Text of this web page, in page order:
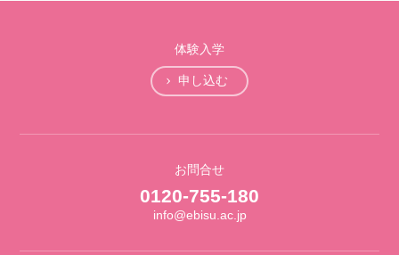
体験入学
申し込む
お問合せ
0120-755-180
info@ebisu.ac.jp